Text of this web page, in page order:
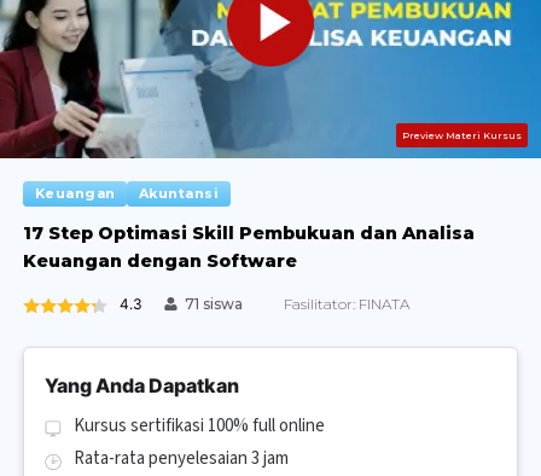
Preview Materi Kursus
Keuangan Akuntansi
17 Step Optimasi Skill Pembukuan dan Analisa
Keuangan dengan Software
4.3 71 siswa Fasilitator: FINATA
Yang Anda Dapatkan
Kursus sertifikasi 100% full online
Rata-rata penyelesaian 3 jam